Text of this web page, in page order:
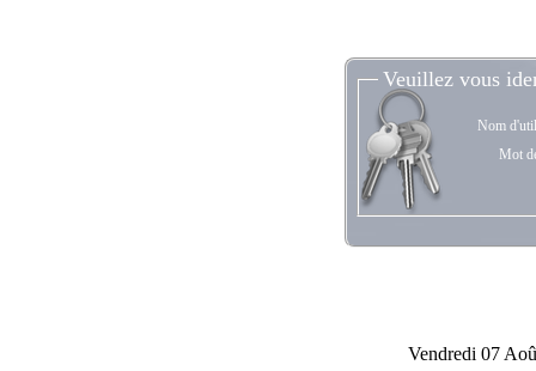
Veuillez vous
Nom
Mot
Vendredi 07